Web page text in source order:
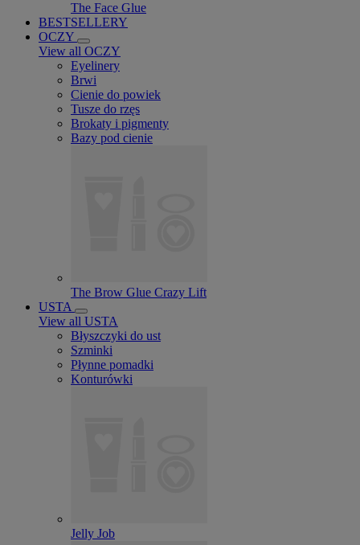
The Face Glue
BESTSELLERY
OCZY
View all OCZY
Eyelinery
Brwi
Cienie do powiek
Tusze do rzęs
Brokaty i pigmenty
Bazy pod cienie
The Brow Glue Crazy Lift
USTA
View all USTA
Błyszczyki do ust
Szminki
Płynne pomadki
Konturówki
Jelly Job